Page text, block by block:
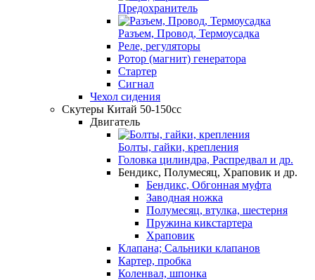
Предохранитель
Разъем, Провод, Термоусадка
Реле, регуляторы
Ротор (магнит) генератора
Стартер
Сигнал
Чехол сидения
Скутеры Китай 50-150сс
Двигатель
Болты, гайки, крепления
Головка цилиндра, Распредвал и др.
Бендикс, Полумесяц, Храповик и др.
Бендикс, Обгонная муфта
Заводная ножка
Полумесяц, втулка, шестерня
Пружина кикстартера
Храповик
Клапана; Сальники клапанов
Картер, пробка
Коленвал, шпонка